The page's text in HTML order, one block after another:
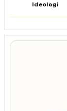
Ideologi